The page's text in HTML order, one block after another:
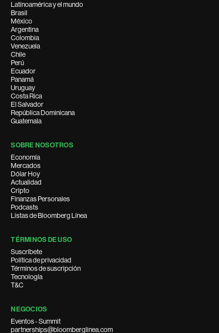
Latinoamérica y el mundo
Brasil
México
Argentina
Colombia
Venezuela
Chile
Perú
Ecuador
Panamá
Uruguay
Costa Rica
El Salvador
República Dominicana
Guatemala
SOBRE NOSOTROS
Economía
Mercados
Dólar Hoy
Actualidad
Cripto
Finanzas Personales
Podcasts
Listas de Bloomberg Línea
TÉRMINOS DE USO
Suscríbete
Política de privacidad
Términos de suscripción
Tecnología
T&C
NEGOCIOS
Eventos - Summit
partnerships@bloomberglinea.com